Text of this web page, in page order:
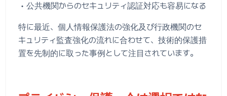
• 公共機関からのセキュリティ認証対応も容易になる
特に最近、個人情報保護法の強化及び行政機関のセ
キュリティ監査強化の流れに合わせて、技術的保護措
置を先制的に取った事例として注目されています。